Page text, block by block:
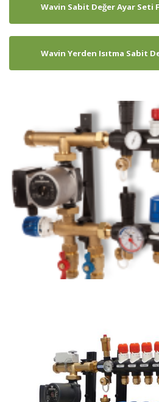
Wavin Sabit Değer Ayar Seti
Wavin Yerden Isıtma Sabit